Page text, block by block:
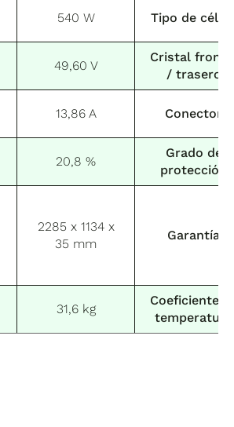
540 W Tipo de
49,60 V
Cristal
/ trasero
13,86 A Conector
20,8 %
Grado de
protección
2285 x 1134 x
35 mm
Garantía
31,6 kg
Coeficiente
temperatura